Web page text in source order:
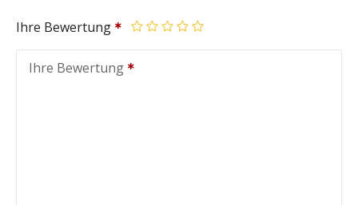
Ihre Bewertung
Ihre Bewertung